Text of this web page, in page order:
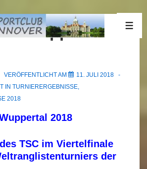
Wuppertal
VERÖFFENTLICHT AM
11. JULI 2018
IN TURNIERERGEBNISSE,
2018
2018
TSC im Viertelfinale
der